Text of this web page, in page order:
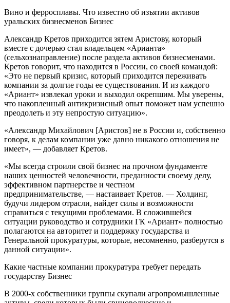
Вино и ферросплавы. Что известно об изъятии активов
уральских бизнесменов Бизнес
Александр Кретов приходится зятем Аристову, который
вместе с дочерью стал владельцем «Арианта»
(сельхознаправление) после раздела активов бизнесменами.
Кретов говорит, что находится в России, со своей командой:
«Это не первый кризис, который приходится переживать
компании за долгие годы ее существования. И из каждого
«Ариант» извлекал уроки и выходил окрепшим. Мы уверены,
что накопленный антикризисный опыт поможет нам успешно
преодолеть и эту непростую ситуацию».
«Александр Михайлович [Аристов] не в России и, собственно
говоря, к делам компании уже давно никакого отношения не
имеет», — добавляет Кретов.
«Мы всегда строили свой бизнес на прочном фундаменте
наших ценностей человечности, преданности своему делу,
эффективном партнерстве и честном
предпринимательстве, — настаивает Кретов. — Холдинг,
будучи лидером отрасли, найдет силы и возможности
справиться с текущими проблемами. В сложившейся
ситуации руководство и сотрудники ГК «Ариант» полностью
полагаются на авторитет и поддержку государства и
Генеральной прокуратуры, которые, несомненно, разберутся в
данной ситуации».
Какие частные компании прокуратура требует передать
государству Бизнес
В 2000-х собственники группы скупали агропромышленные